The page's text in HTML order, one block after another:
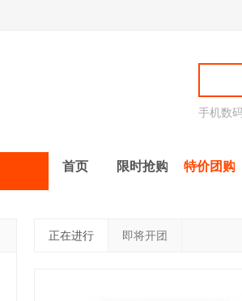
手机数
首页 限时抢购 特价团购
正在进行 即将开团